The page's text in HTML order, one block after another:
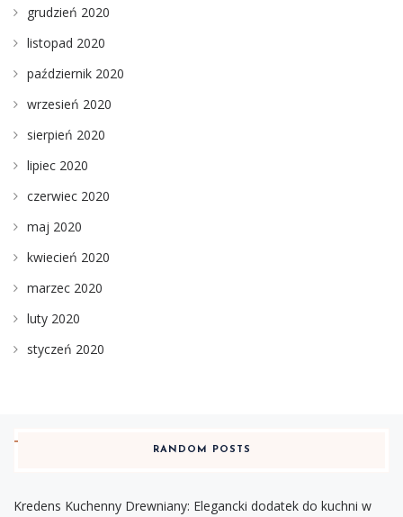
grudzień 2020
listopad 2020
październik 2020
wrzesień 2020
sierpień 2020
lipiec 2020
czerwiec 2020
maj 2020
kwiecień 2020
marzec 2020
luty 2020
styczeń 2020
RANDOM POSTS
Kredens Kuchenny Drewniany: Elegancki dodatek do kuchni w